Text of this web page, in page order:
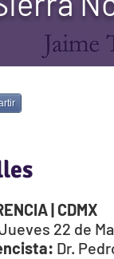
| CDMX
22 de
Dr.